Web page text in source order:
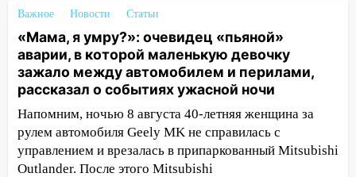
ребенок
12:46
Масштабные поиски на Волге: в
Ульяновской области продолжают
искать пропавшего после крушения
11:53 Стало известно о состоянии
девочки, которую зажало между
автомобилем и перилами во время
Важное Новости Статьи
«Мама, я умру?»: очевидец «пьяной»
аварии, в которой маленькую девочку
зажало между автомобилем и перилами,
рассказал о событиях ужасной ночи
Напомним, ночью 8 августа 40-летняя женщина за
рулем автомобиля Geely MK не справилась с
управлением и врезалась в припаркованный Mitsubishi
Outlander. После этого Mitsubishi